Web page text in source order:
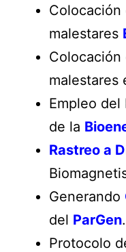
Colocación
malestares
Colocación
malestares
Empleo del
de la
Rastreo a
Generando
del ParGen.
Protocolo